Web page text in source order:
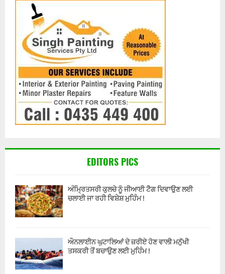
EDITORS PICS
ਅੰਮ੍ਰਿਤਸਰੀ ਕੁਲਚੇ ਨੂੰ ਜੀਆਈ ਟੈਗ ਦਿਵਾਉਣ ਲਈ
ਚਲਾਈ ਜਾ ਰਹੀ ਵਿਸ਼ੇਸ਼ ਮੁਹਿੰਮ !
ਔਨਲਾਈਨ ਘੁਟਾਲਿਆਂ ਦੇ ਜ਼ਰੀਏ ਹੋਣ ਵਾਲੀ ਮਨੁੱਖੀ
ਤਸਕਰੀ ਤੋਂ ਬਚਾਉਣ ਲਈ ਮੁਹਿੰਮ !